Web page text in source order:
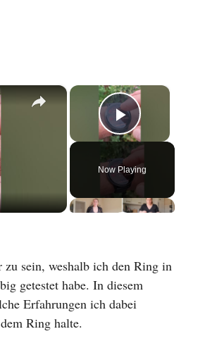
×
Play Video
Now Playing
×
sein, weshalb ich den Ring in
getestet habe. In diesem
Erfahrungen ich dabei
Ring halte.